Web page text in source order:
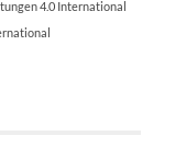
4.0 International